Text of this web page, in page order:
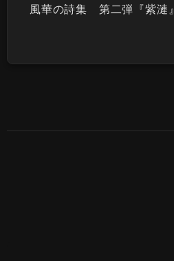
風華の詩集 第二弾『紫漣』